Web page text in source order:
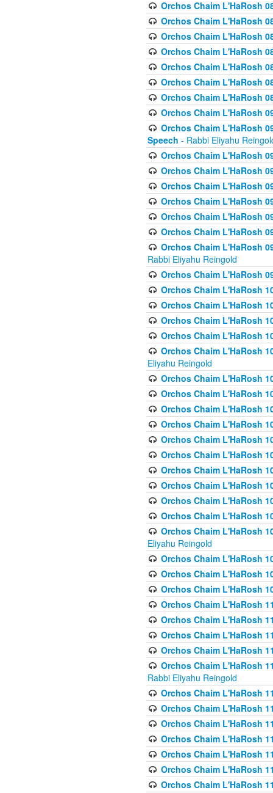
Orchos Chaim L'HaRosh
Orchos Chaim L'HaRosh
Orchos Chaim L'HaRosh
Orchos Chaim L'HaRosh
Orchos Chaim L'HaRosh
Orchos Chaim L'HaRosh
Orchos Chaim L'HaRosh
Orchos Chaim L'HaRosh
Orchos Chaim L'HaRosh
Speech - Rabbi Eliyahu
Orchos Chaim L'HaRosh
Orchos Chaim L'HaRosh
Orchos Chaim L'HaRosh
Orchos Chaim L'HaRosh
Orchos Chaim L'HaRosh
Orchos Chaim L'HaRosh
Orchos Chaim L'HaRosh
Rabbi Eliyahu Reingold
Orchos Chaim L'HaRosh
Orchos Chaim L'HaRosh
Orchos Chaim L'HaRosh
Orchos Chaim L'HaRosh
Orchos Chaim L'HaRosh
Orchos Chaim L'HaRosh
Eliyahu Reingold
Orchos Chaim L'HaRosh
Orchos Chaim L'HaRosh
Orchos Chaim L'HaRosh
Orchos Chaim L'HaRosh
Orchos Chaim L'HaRosh
Orchos Chaim L'HaRosh
Orchos Chaim L'HaRosh
Orchos Chaim L'HaRosh
Orchos Chaim L'HaRosh
Orchos Chaim L'HaRosh
Orchos Chaim L'HaRosh
Eliyahu Reingold
Orchos Chaim L'HaRosh
Orchos Chaim L'HaRosh
Orchos Chaim L'HaRosh
Orchos Chaim L'HaRosh
Orchos Chaim L'HaRosh
Orchos Chaim L'HaRosh
Orchos Chaim L'HaRosh
Orchos Chaim L'HaRosh
Rabbi Eliyahu Reingold
Orchos Chaim L'HaRosh
Orchos Chaim L'HaRosh
Orchos Chaim L'HaRosh
Orchos Chaim L'HaRosh
Orchos Chaim L'HaRosh
Orchos Chaim L'HaRosh
Orchos Chaim L'HaRosh